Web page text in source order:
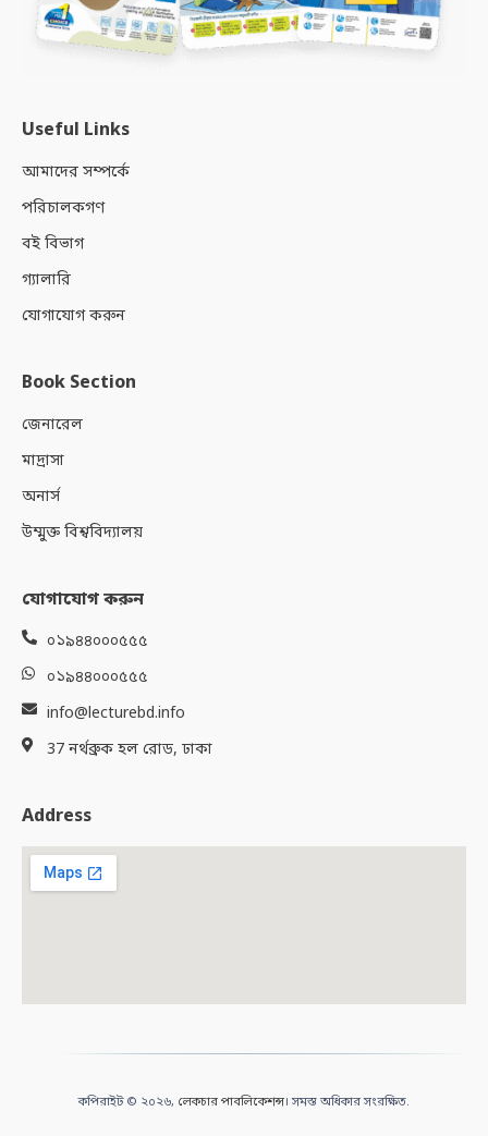
Useful Links
আমাদের সম্পর্কে
পরিচালকগণ
বই বিভাগ
গ্যালারি
যোগাযোগ করুন
Book Section
জেনারেল
মাদ্রাসা
অনার্স
উম্মুক্ত বিশ্ববিদ্যালয়
যোগাযোগ করুন
০১৯৪৪০০০৫৫৫
০১৯৪৪০০০৫৫৫
info@lecturebd.info
37 নর্থব্রুক হল রোড, ঢাকা
Address
কপিরাইট © ২০২৬, লেকচার পাবলিকেশন্স। সমস্ত অধিকার সংরক্ষিত.